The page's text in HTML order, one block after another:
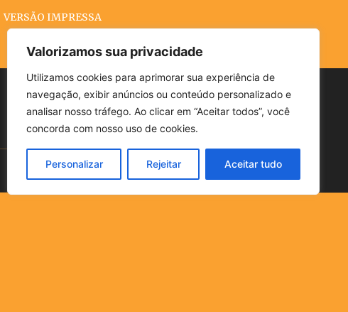
Valorizamos sua privacidade
Utilizamos cookies para aprimorar sua experiência de
navegação, exibir anúncios ou conteúdo personalizado e
analisar nosso tráfego. Ao clicar em “Aceitar todos”, você
concorda com nosso uso de cookies.
Personalizar Rejeitar Aceitar tudo
VERSÃO IMPRESSA
Buscar
POLÍTICA CLIMA ECONOMIA